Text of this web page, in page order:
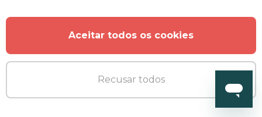
Aceitar todos os cookies
Recusar todos